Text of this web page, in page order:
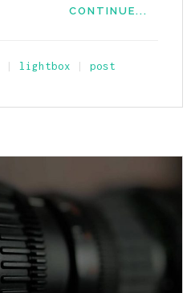
CONTINUE...
| lightbox | post